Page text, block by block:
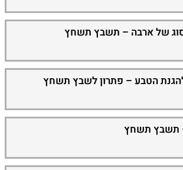
סוג של ארבה – תשבץ תשחץ
הטבע – פתרון לשבץ תשחץ
תשבץ תשחץ